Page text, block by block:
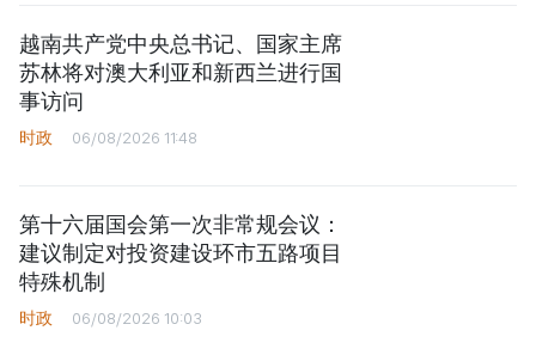
越南共产党中央总书记、国家主席
苏林将对澳大利亚和新西兰进行国
事访问
时政 06/08/2026 11:48
第十六届国会第一次非常规会议：
建议制定对投资建设环市五路项目
特殊机制
时政 06/08/2026 10:03